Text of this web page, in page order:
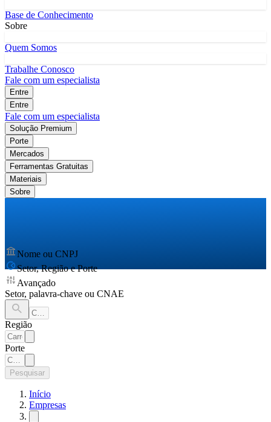
Base de Conhecimento
Sobre
Quem Somos
Trabalhe Conosco
Fale com um especialista
Entre
Entre
Fale com um especialista
Solução Premium
Porte
Mercados
Ferramentas Gratuitas
Materiais
Sobre
Nome ou CNPJ
Setor, Região e Porte
Avançado
Setor, palavra-chave ou CNAE
Região
Porte
Pesquisar
Início
Empresas